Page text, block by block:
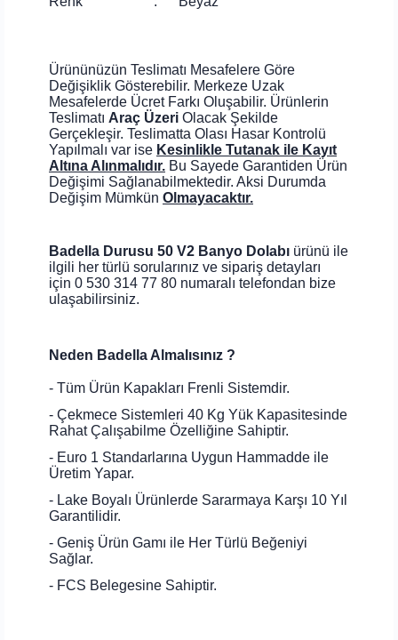
Ürününüzün Teslimatı Mesafelere Göre
Değişiklik Gösterebilir. Merkeze Uzak
Mesafelerde Ücret Farkı Oluşabilir. Ürünlerin
Teslimatı Araç Üzeri Olacak Şekilde
Gerçekleşir. Teslimatta Olası Hasar Kontrolü
Yapılmalı var ise Kesinlikle Tutanak ile Kayıt
Altına Alınmalıdır. Bu Sayede Garantiden Ürün
Değişimi Sağlanabilmektedir. Aksi Durumda
Değişim Mümkün Olmayacaktır.
Badella Durusu 50 V2 Banyo Dolabı ürünü ile
ilgili her türlü sorularınız ve sipariş detayları
için 0 530 314 77 80 numaralı telefondan bize
ulaşabilirsiniz.
Neden Badella Almalısınız ?
- Tüm Ürün Kapakları Frenli Sistemdir.
- Çekmece Sistemleri 40 Kg Yük Kapasitesinde
Rahat Çalışabilme Özelliğine Sahiptir.
- Euro 1 Standarlarına Uygun Hammadde ile
Üretim Yapar.
- Lake Boyalı Ürünlerde Sararmaya Karşı 10 Yıl
Garantilidir.
- Geniş Ürün Gamı ile Her Türlü Beğeniyi
Sağlar.
- FCS Belegesine Sahiptir.